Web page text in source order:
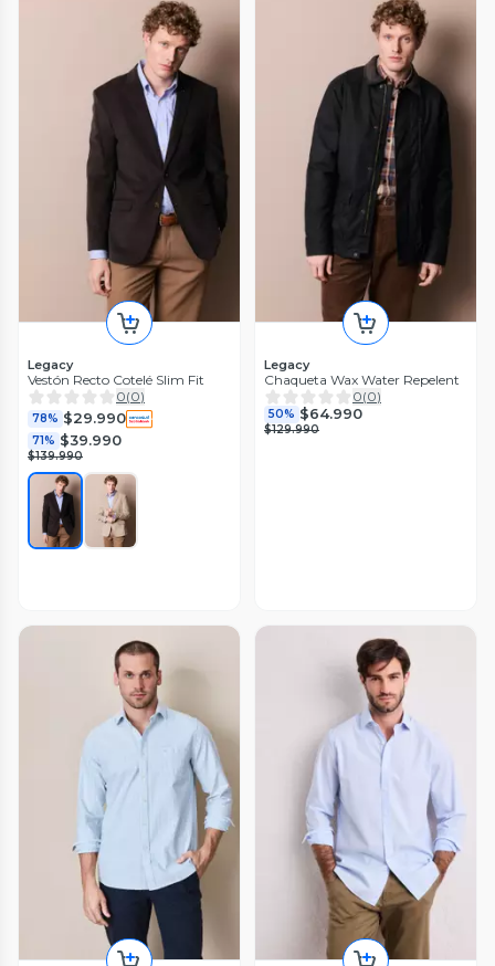
Legacy
Vestón Recto Cotelé Slim Fit
0(0)
78% $29.990
71% $39.990
$139.990
Legacy
Chaqueta Wax Water Repelent
0(0)
50% $64.990
$129.990